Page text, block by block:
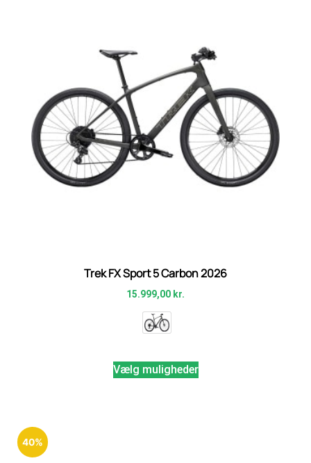
Trek FX Sport 5 Carbon 2026
15.999,00 kr.
Vælg muligheder
40%